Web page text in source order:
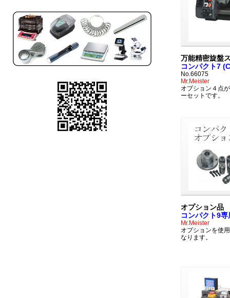
万能精密旋盤
コンパクト7
No.66075
Mr.Meister
オプション４点
ーセットです。
オプション品
コンパクト9専
Mr.Meister
オプションを使
なります。